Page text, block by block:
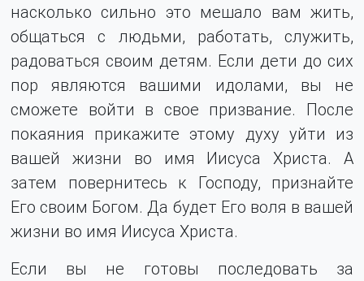
насколько сильно это мешало вам жить,
общаться с людьми, работать, служить,
радоваться своим детям. Если дети до сих
пор являются вашими идолами, вы не
сможете войти в свое призвание. После
покаяния прикажите этому духу уйти из
вашей жизни во имя Иисуса Христа. А
затем повернитесь к Господу, признайте
Его своим Богом. Да будет Его воля в вашей
жизни во имя Иисуса Христа.
Если вы не готовы последовать за